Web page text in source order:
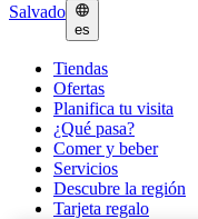
Salvado
es
Tiendas
Ofertas
Planifica tu visita
¿Qué pasa?
Comer y beber
Servicios
Descubre la región
Tarjeta regalo